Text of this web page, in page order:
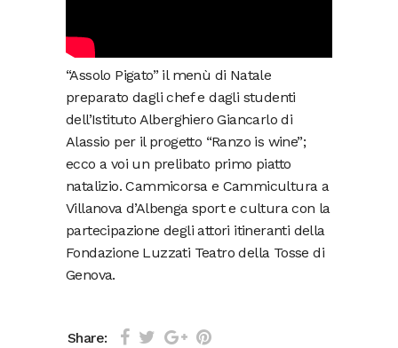
“Assolo Pigato” il menù di Natale
preparato dagli chef e dagli studenti
dell’Istituto Alberghiero Giancarlo di
Alassio per il progetto “Ranzo is wine”;
ecco a voi un prelibato primo piatto
natalizio. Cammicorsa e Cammicultura a
Villanova d’Albenga sport e cultura con la
partecipazione degli attori itineranti della
Fondazione Luzzati Teatro della Tosse di
Genova.
Share: